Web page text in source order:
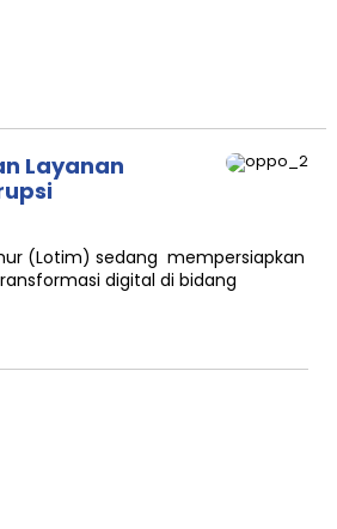
Layanan
(Lotim) sedang mempersiapkan
digital di bidang